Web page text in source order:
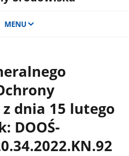
MENU
dnia 15 lutego
DOOŚ-